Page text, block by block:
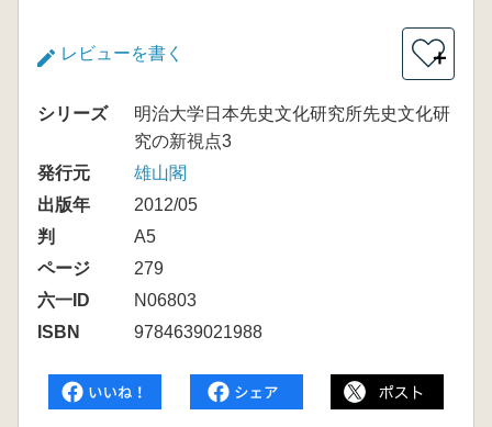
レビューを書く ＋
シリーズ
明治大学日本先史文化研究所先史文化研
究の新視点3
発行元
雄山閣
出版年
2012/05
判
A5
ページ
279
六一ID
N06803
ISBN
9784639021988